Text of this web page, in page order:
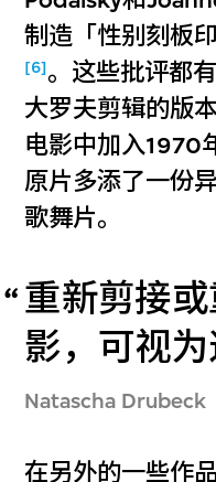
制造「性别刻板
[6]。这些批评都
大罗夫剪辑的版
电影中加入1970
原片多添了一份
歌舞片。
重新剪接
影，可视
Natascha Drubeck
在另外的一些作